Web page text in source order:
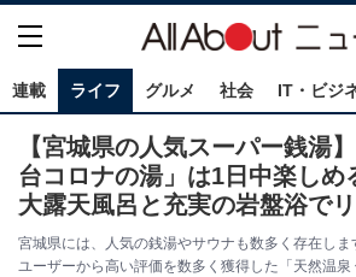
連載 ライフ グルメ 社会 IT・ビジ
【宮城県の人気スーパー銭湯
台コロナの湯」は1日中楽しめ
大露天風呂と充実の岩盤浴で
宮城県には、人気の銭湯やサウナも数多く存在し
ユーザーから高い評価を数多く獲得した「天然温泉